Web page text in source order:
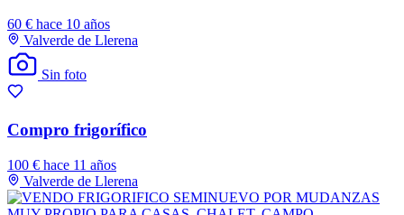
60 € hace 10 años
Valverde de Llerena
Sin foto
Compro frigorífico
100 € hace 11 años
Valverde de Llerena